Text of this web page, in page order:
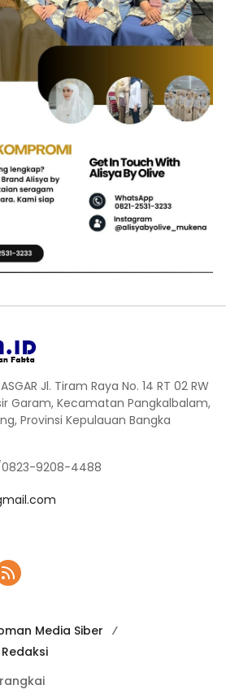
Jl. Tiram Raya No. 14 RT 02 RW
Garam, Kecamatan Pangkalbalam,
Provinsi Kepulauan Bangka
9208-4488
Media Siber